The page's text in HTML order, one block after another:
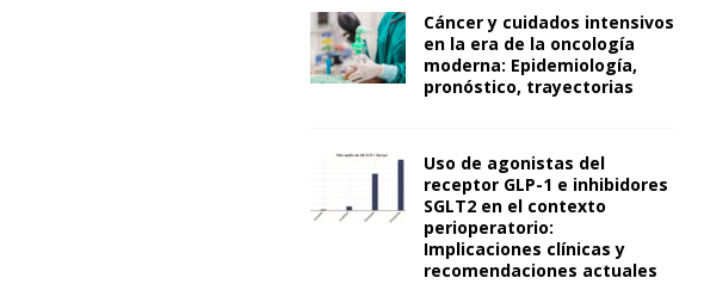
Cáncer y cuidados intensivos
en la era de la oncología
moderna: Epidemiología,
pronóstico, trayectorias
Uso de agonistas del
receptor GLP-1 e inhibidores
SGLT2 en el contexto
perioperatorio:
Implicaciones clínicas y
recomendaciones actuales